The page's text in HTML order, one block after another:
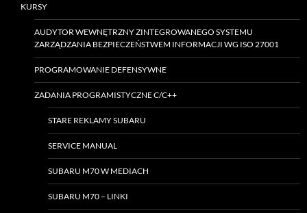
KURSY
AUDYTOR WEWNĘTRZNY ZINTEGROWANEGO SYSTEMU
ZARZĄDZANIA BEZPIECZEŃSTWEM INFORMACJI WG ISO 27001
PROGRAMOWANIE DEFENSYWNE
ZADANIA PROGRAMISTYCZNE C/C++
STARE REKLAMY SUBARU
SERVICE MANUAL
SUBARU M70 W MEDIACH
SUBARU M70 – LINKI